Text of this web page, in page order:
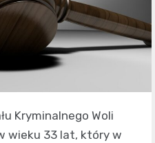
Kryminalnego Woli
wieku 33 lat, który w